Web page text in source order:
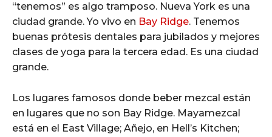
“tenemos” es algo tramposo. Nueva York es una
ciudad grande. Yo vivo en Bay Ridge. Tenemos
buenas prótesis dentales para jubilados y mejores
clases de yoga para la tercera edad. Es una ciudad
grande.
Los lugares famosos donde beber mezcal están
en lugares que no son Bay Ridge. Mayamezcal
está en el East Village; Añejo, en Hell’s Kitchen;